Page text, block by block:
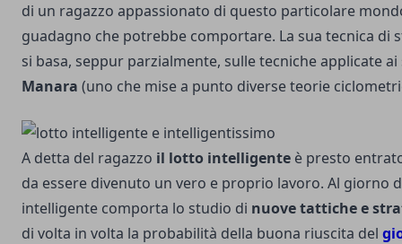
di un ragazzo appassionato di questo particolare
guadagno che potrebbe comportare. La sua tecnica di
si basa, seppur parzialmente, sulle tecniche applicate
Manara (uno che mise a punto diverse teorie
A detta del ragazzo il lotto intelligente è presto
da essere divenuto un vero e proprio lavoro. Al giorno
intelligente comporta lo studio di nuove tattiche e
di volta in volta la probabilità della buona riuscita del